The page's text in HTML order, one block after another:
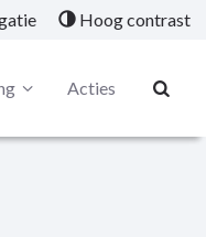
Hoog contrast
Acties